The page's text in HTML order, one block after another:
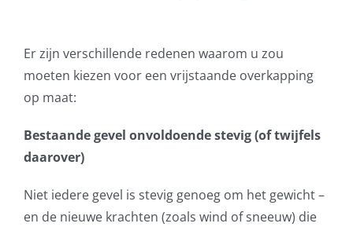
Er zijn verschillende redenen waarom u zou
moeten kiezen voor een vrijstaande overkapping
op maat:
Bestaande gevel onvoldoende stevig (of twijfels
daarover)
Niet iedere gevel is stevig genoeg om het gewicht –
en de nieuwe krachten (zoals wind of sneeuw) die